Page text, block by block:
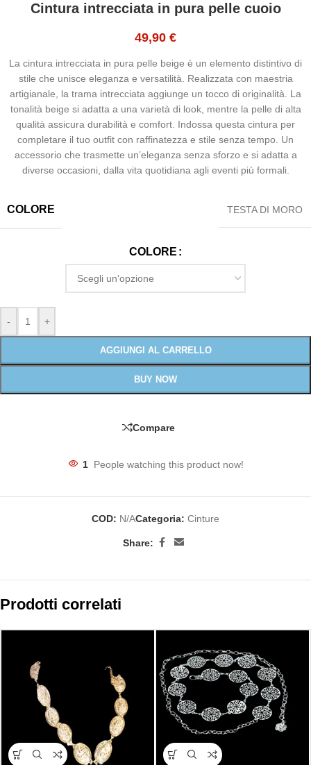
Cintura intrecciata in pura pelle cuoio
49,90 €
La cintura intrecciata in pura pelle beige è un elemento distintivo di
stile che unisce eleganza e versatilità. Realizzata con maestria
artigianale, la trama intrecciata aggiunge un tocco di originalità. La
tonalità beige si adatta a una varietà di look, mentre la pelle di alta
qualità assicura durabilità e comfort. Indossa questa cintura per
completare il tuo outfit con raffinatezza e stile senza tempo. Un
accessorio che trasmette un’eleganza senza sforzo e si adatta a
diverse occasioni, dalla vita quotidiana agli eventi più formali.
COLORE TESTA DI MORO
COLORE
- +
AGGIUNGI AL CARRELLO
BUY NOW
Compare
1 People watching this product now!
COD: N/ACategoria: Cinture
Share:
Prodotti correlati